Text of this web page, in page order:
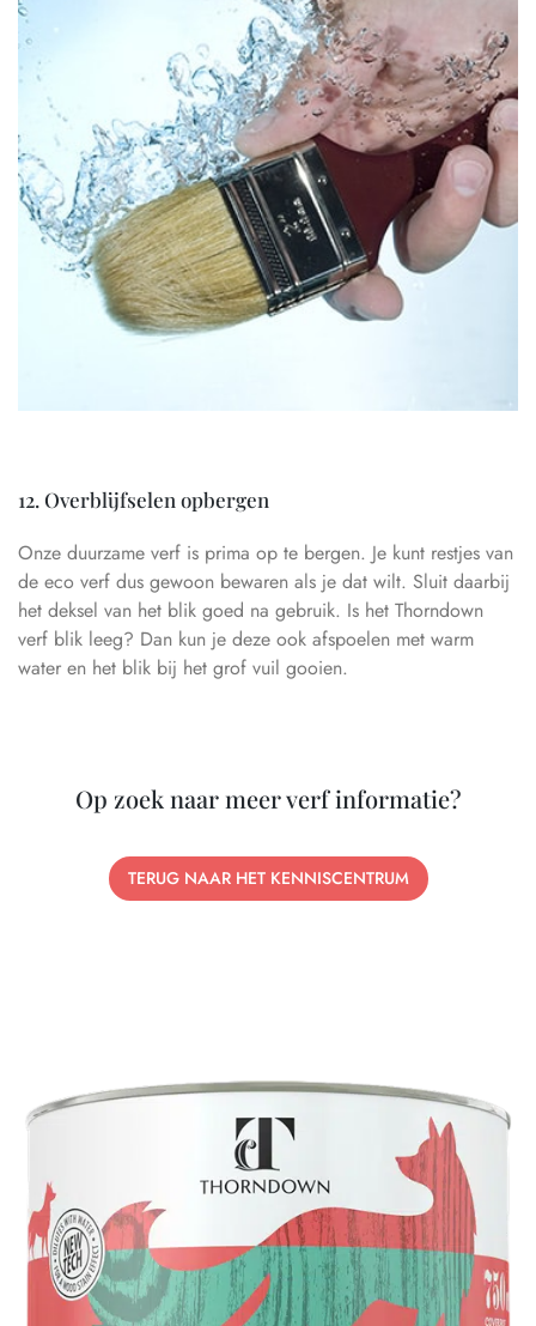
12. Overblijfselen opbergen
Onze duurzame verf is prima op te bergen. Je kunt restjes van
de eco verf dus gewoon bewaren als je dat wilt. Sluit daarbij
het deksel van het blik goed na gebruik. Is het Thorndown
verf blik leeg? Dan kun je deze ook afspoelen met warm
water en het blik bij het grof vuil gooien.
Op zoek naar meer verf informatie?
TERUG NAAR HET KENNISCENTRUM